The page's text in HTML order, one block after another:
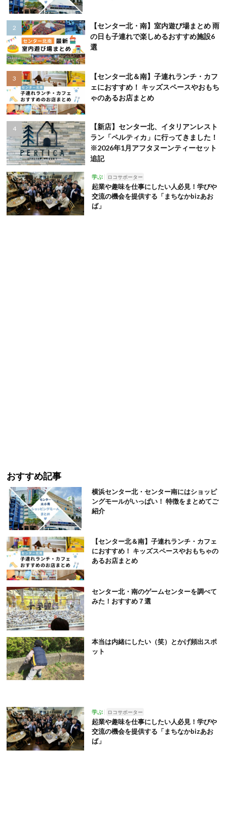
【センター北・南】室内遊び場まとめ 雨
の日も子連れで楽しめるおすすめ施設6
選
【センター北＆南】子連れランチ・カフ
ェにおすすめ！ キッズスペースやおもち
ゃのあるお店まとめ
【新店】センター北、イタリアンレスト
ラン「ペルティカ」に行ってきました！
※2026年1月アフタヌーンティーセット
追記
学ぶ ロコサポーター
起業や趣味を仕事にしたい人必見！学びや
交流の機会を提供する「まちなかbizあお
ば」
おすすめ記事
横浜センター北・センター南にはショッピ
ングモールがいっぱい！ 特徴をまとめてご
紹介
【センター北＆南】子連れランチ・カフェ
におすすめ！ キッズスペースやおもちゃの
あるお店まとめ
センター北・南のゲームセンターを調べて
みた！おすすめ７選
本当は内緒にしたい（笑）とかげ頻出スポ
ット
学ぶ ロコサポーター
起業や趣味を仕事にしたい人必見！学びや
交流の機会を提供する「まちなかbizあお
ば」